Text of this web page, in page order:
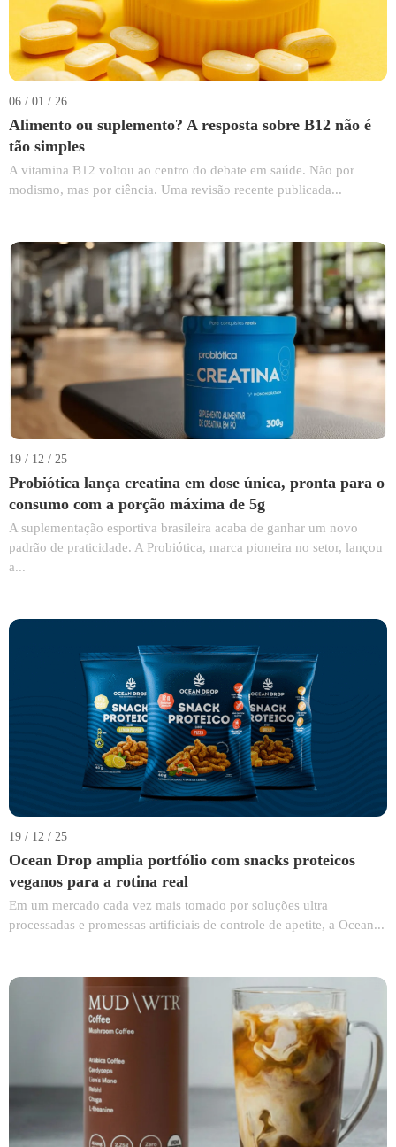
06 / 01 / 26
Alimento ou suplemento? A resposta sobre B12 não é
tão simples
A vitamina B12 voltou ao centro do debate em saúde. Não por
modismo, mas por ciência. Uma revisão recente publicada...
19 / 12 / 25
Probiótica lança creatina em dose única, pronta para o
consumo com a porção máxima de 5g
A suplementação esportiva brasileira acaba de ganhar um novo
padrão de praticidade. A Probiótica, marca pioneira no setor, lançou
a...
19 / 12 / 25
Ocean Drop amplia portfólio com snacks proteicos
veganos para a rotina real
Em um mercado cada vez mais tomado por soluções ultra
processadas e promessas artificiais de controle de apetite, a Ocean...